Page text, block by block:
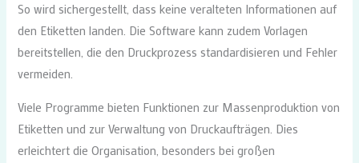
So wird sichergestellt, dass keine veralteten Informationen auf
den Etiketten landen. Die Software kann zudem Vorlagen
bereitstellen, die den Druckprozess standardisieren und Fehler
vermeiden.
Viele Programme bieten Funktionen zur Massenproduktion von
Etiketten und zur Verwaltung von Druckaufträgen. Dies
erleichtert die Organisation, besonders bei großen